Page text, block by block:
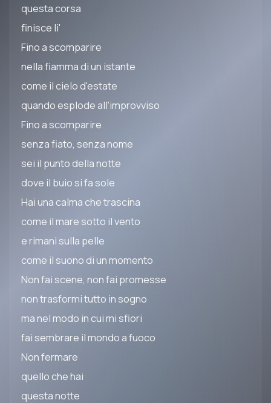
questa corsa
finisce li'
Fino a scomparire
nella fiamma di un istante
come il cielo d'estate
quando esplode all'improvviso
Fino a scomparire
senza fiato, senza nome
sei il punto della notte
dove il buio si fa sole
Hai una calma che trascina
come il mare sotto il vento
e rimani sulla pelle
come il suono di un momento
Non fai scene, non fai promesse
non trasformi tutto in sogno
ma nel modo in cui mi sfiori
fai sembrare il mondo a fuoco
Non fermare
quello che hai
questa notte